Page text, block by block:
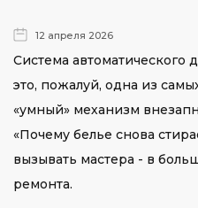
12 апреля 2026
Система автоматического
это, пожалуй, одна из
«умный» механизм
«Почему белье снова
вызывать мастера - в
ремонта.